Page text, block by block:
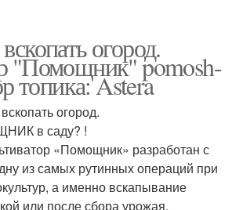
огород.
"Помощник" pomosh-
топика: Astera
огород.
в саду? !
«Помощник» разработан с
из самых рутинных операций при
а именно вскапывание
или после сбора урожая.